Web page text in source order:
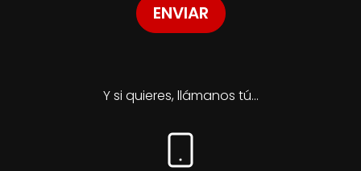
ENVIAR
Y si quieres, llámanos tú...